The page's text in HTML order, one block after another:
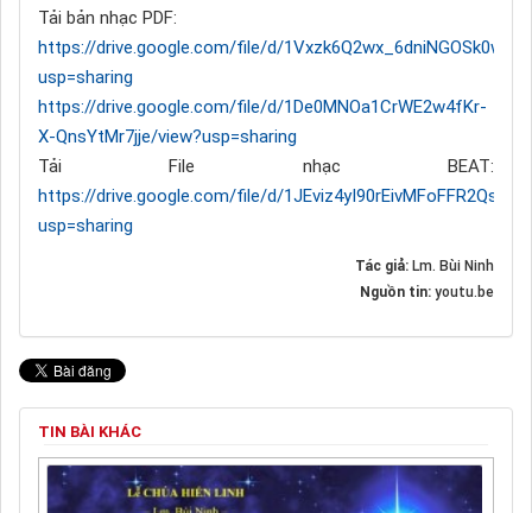
Tải bản nhạc PDF:
https://drive.google.com/file/d/
usp=sharing
https://drive.google.com/file/d/1De0MNOa1CrWE2w4fKr-
X-QnsYtMr7jje/view?usp=sharing
Tải File nhạc BEAT:
https://drive.google.com/file/d/
usp=sharing
Tác giả: Lm. Bùi Ninh
Nguồn tin: youtu.be
TIN BÀI KHÁC